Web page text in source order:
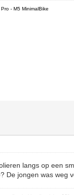
- M5 MinimalBike
langs op een
jongen was weg